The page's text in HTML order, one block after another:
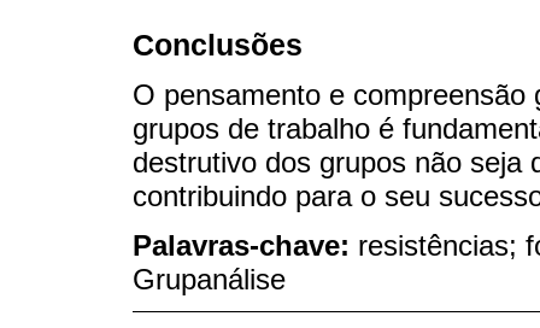
Conclusões
O pensamento e
grupos de trabalho é
destrutivo dos grupos não seja
contribuindo para o seu
Palavras-chave: resistências;
Grupanálise